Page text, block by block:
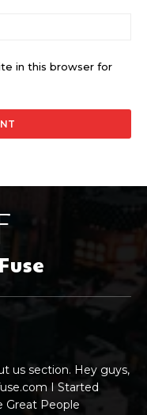
in this browser for
us section. Hey guys,
I Started
Great People